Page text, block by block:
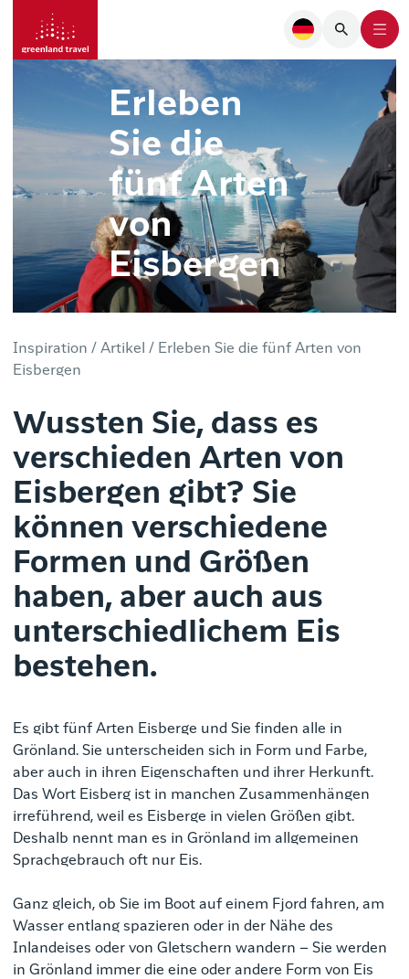
Erleben
Sie die
fünf Arten
von
Eisbergen
Inspiration / Artikel / Erleben Sie die fünf Arten von
Eisbergen
Wussten Sie, dass es
verschieden Arten von
Eisbergen gibt? Sie
können verschiedene
Formen und Größen
haben, aber auch aus
unterschiedlichem Eis
bestehen.
Es gibt fünf Arten Eisberge und Sie finden alle in
Grönland. Sie unterscheiden sich in Form und Farbe,
aber auch in ihren Eigenschaften und ihrer Herkunft.
Das Wort Eisberg ist in manchen Zusammenhängen
irreführend, weil es Eisberge in vielen Größen gibt.
Deshalb nennt man es in Grönland im allgemeinen
Sprachgebrauch oft nur Eis.
Ganz gleich, ob Sie im Boot auf einem Fjord fahren, am
Wasser entlang spazieren oder in der Nähe des
Inlandeises oder von Gletschern wandern – Sie werden
in Grönland immer die eine oder andere Form von Eis